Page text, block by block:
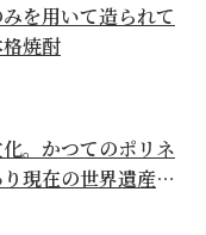
を用いて造られて
焼酎
。かつてのポリネ
現在の世界遺産か